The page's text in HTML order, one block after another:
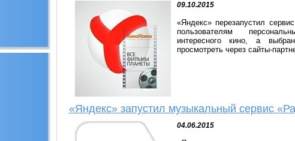
09.10.2015
«Яндекс» перезапустил
пользователям
интересного кино, а
просмотреть через сайты-
«Яндекс» запустил музыкальный сервис
04.06.2015